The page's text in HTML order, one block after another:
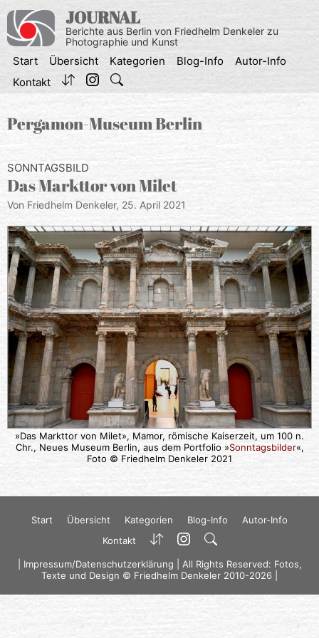
Inhalt
springen
JOURNAL
Berichte aus Berlin von Friedhelm Denkeler zu
Photographie und Kunst
Start Übersicht Kategorien Blog-Info
Autor-Info
Kontakt
Pergamon-Museum Berlin
SONNTAGSBILD
Das Markttor von Milet
Von Friedhelm Denkeler, 25. April 2021
»Das Markttor von Milet», Mamor, römische Kaiserzeit, um 100 n.
Chr., Neues Museum Berlin, aus dem Portfolio »Sonntagsbilder«,
Foto © Friedhelm Denkeler 2021
Start Übersicht Kategorien Blog-Info
Autor-Info
Kontakt
Impressum/Datenschutzerklärung | All Rights Reserved: Fotos,
Texte und Design © Friedhelm Denkeler 2010-2026 |